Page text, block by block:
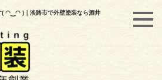
( ◠‿◠ )｜淡路市で外壁塗装なら酒井